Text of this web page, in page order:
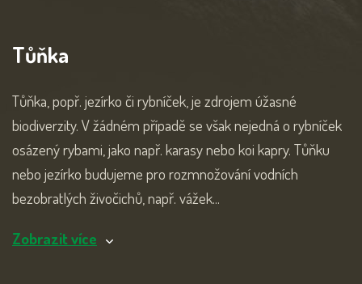
Tůňka
Tůňka, popř. jezírko či rybníček, je zdrojem úžasné
biodiverzity. V žádném případě se však nejedná o rybníček
osázený rybami, jako např. karasy nebo koi kapry. Tůňku
nebo jezírko budujeme pro rozmnožování vodních
bezobratlých živočichů, např. vážek...
Zobrazit více